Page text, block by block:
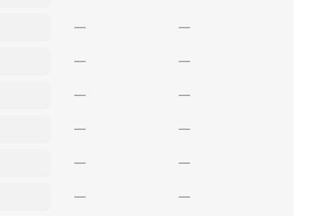
— —
— —
— —
— —
— —
— —